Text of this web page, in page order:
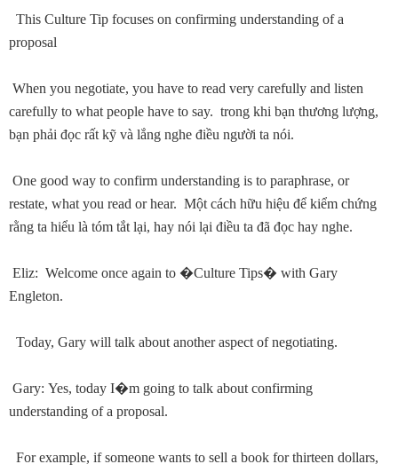
This Culture Tip focuses on confirming understanding of a
proposal
When you negotiate, you have to read very carefully and listen
carefully to what people have to say. trong khi bạn thương lượng,
bạn phải đọc rất kỹ và lắng nghe điều người ta nói.
One good way to confirm understanding is to paraphrase, or
restate, what you read or hear. Một cách hữu hiệu để kiểm chứng
rằng ta hiểu là tóm tắt lại, hay nói lại điều ta đã đọc hay nghe.
Eliz: Welcome once again to �Culture Tips� with Gary
Engleton.
Today, Gary will talk about another aspect of negotiating.
Gary: Yes, today I�m going to talk about confirming
understanding of a proposal.
For example, if someone wants to sell a book for thirteen dollars,